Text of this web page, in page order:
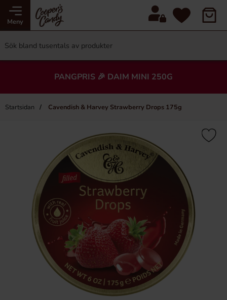
Meny
PANGPRIS 🎉 DAIM MINI 250G
Startsidan Cavendish & Harvey Strawberry Drops 175g